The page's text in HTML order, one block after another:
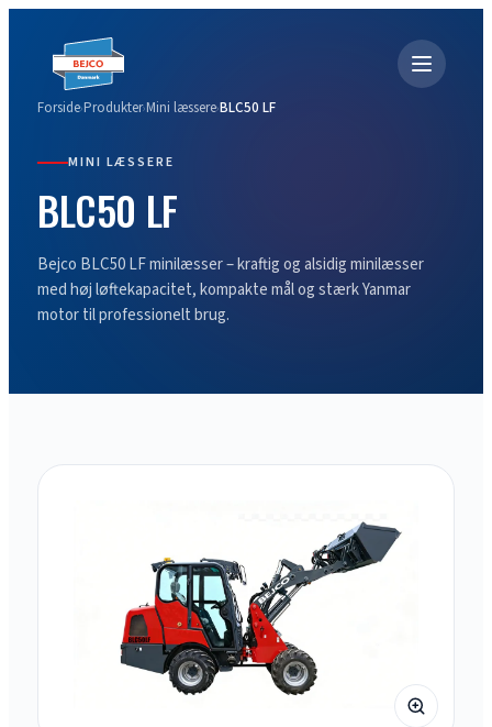
Forside›Produkter›Mini læssere›BLC50 LF
MINI LÆSSERE
BLC50 LF
Bejco BLC50 LF minilæsser – kraftig og alsidig minilæsser
med høj løftekapacitet, kompakte mål og stærk Yanmar
motor til professionelt brug.